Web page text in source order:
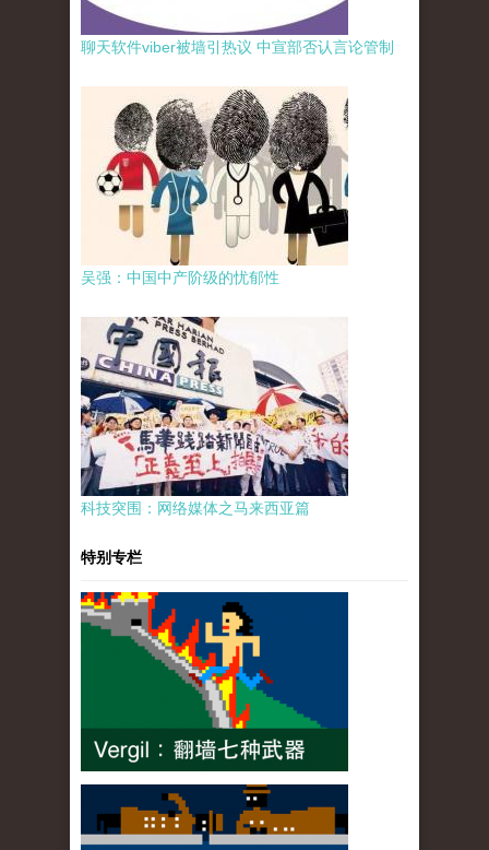
聊天软件viber被墙引热议 中宣部否认言论管制
吴强：中国中产阶级的忧郁性
科技突围：网络媒体之马来西亚篇
特别专栏